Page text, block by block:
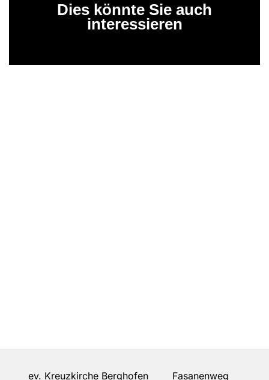
Dies könnte Sie auch
interessieren
ev. Kreuzkirche Berghofen Fasanenweg